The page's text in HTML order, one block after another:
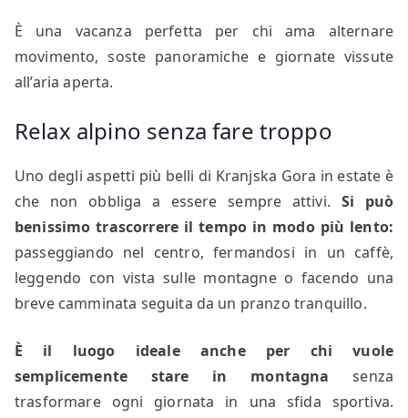
È una vacanza perfetta per chi ama alternare
movimento, soste panoramiche e giornate vissute
all’aria aperta.
Relax alpino senza fare troppo
Uno degli aspetti più belli di Kranjska Gora in estate è
che non obbliga a essere sempre attivi. Si può
benissimo trascorrere il tempo in modo più lento:
passeggiando nel centro, fermandosi in un caffè,
leggendo con vista sulle montagne o facendo una
breve camminata seguita da un pranzo tranquillo.
È il luogo ideale anche per chi vuole
semplicemente stare in montagna senza
trasformare ogni giornata in una sfida sportiva.